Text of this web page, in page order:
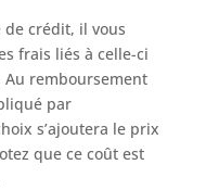
de crédit, il vous
frais liés à celle-ci
Au remboursement
par
s’ajoutera le prix
que ce coût est